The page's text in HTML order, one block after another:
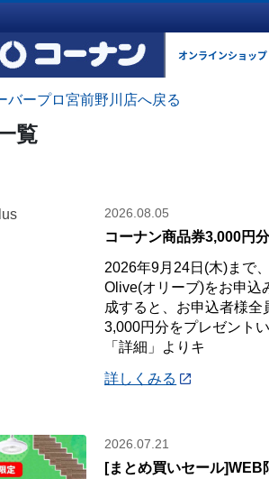
オンラインショップ
バープロ宮前野川店へ戻る
覧
2026.08.05
コーナン商品券3,000円
2026年9月24日(木)まで
Olive(オリーブ)をお申込
成すると、お申込者様全
3,000円分をプレゼント
「詳細」よりキ
詳しくみる
2026.07.21
[まとめ買いセール]WEB